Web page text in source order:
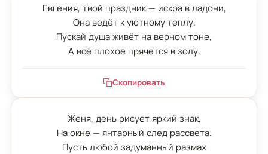
Евгения, твой праздник — искра в ладони,
Она ведёт к уютному теплу.
Пускай душа живёт на верном тоне,
А всё плохое прячется в золу.
Скопировать
Женя, день рисует яркий знак,
На окне — янтарный след рассвета.
Пусть любой задуманный размах